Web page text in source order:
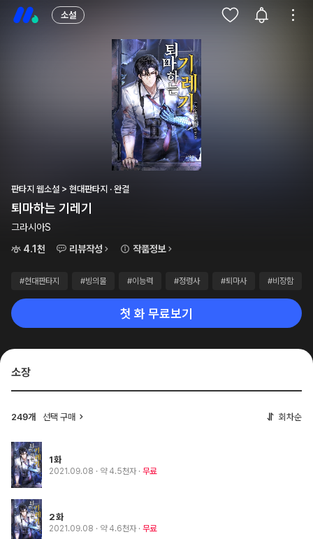
소설
판타지 웹소설 > 현대판타지 · 완결
퇴마하는 기레기
그라시아S
4.1천
리뷰작성 작품정보
#현대판타지 #빙의물 #이능력 #정령사 #퇴마사 #비장함
첫 화 무료보기
소장
249개 선택 구매 회차순
1화
2021.09.08 · 약 4.5천자 무료
2화
2021.09.08 · 약 4.6천자 무료